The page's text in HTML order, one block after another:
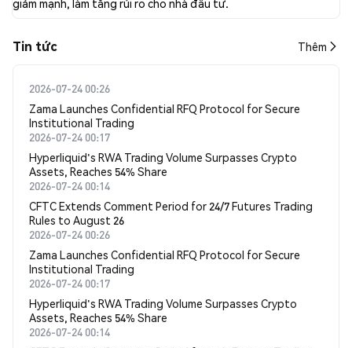
giảm mạnh, làm tăng rủi ro cho nhà đầu tư.
Tin tức Thêm
2026-07-24 00:26
Zama Launches Confidential RFQ Protocol for Secure
Institutional Trading
2026-07-24 00:17
Hyperliquid's RWA Trading Volume Surpasses Crypto
Assets, Reaches 54% Share
2026-07-24 00:14
CFTC Extends Comment Period for 24/7 Futures Trading
Rules to August 26
2026-07-24 00:26
Zama Launches Confidential RFQ Protocol for Secure
Institutional Trading
2026-07-24 00:17
Hyperliquid's RWA Trading Volume Surpasses Crypto
Assets, Reaches 54% Share
2026-07-24 00:14